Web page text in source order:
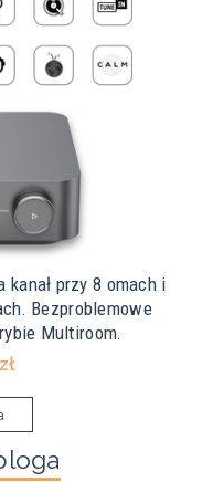
kanał przy 8 omach i
Bezproblemowe
Multiroom.